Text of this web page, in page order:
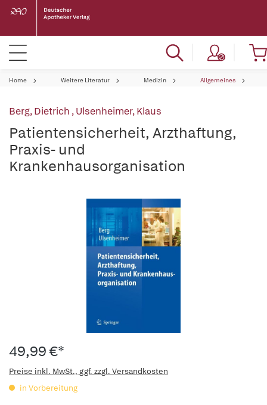
Home Weitere Literatur Medizin Allgemeines
Berg, Dietrich ,Ulsenheimer, Klaus
Patientensicherheit, Arzthaftung,
Praxis- und
Krankenhausorganisation
49,99 €*
Preise inkl. MwSt., ggf. zzgl. Versandkosten
in Vorbereitung